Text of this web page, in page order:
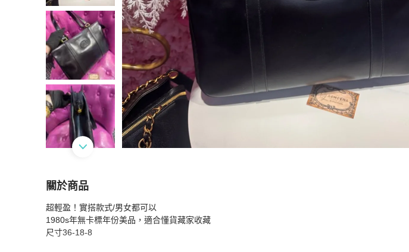
關於商品
關於Chanel vintage 肩背包/王吉娜古董精品
超輕盈！實搭款式/男女都可以
1980s年無卡標年份美品，適合懂貨藏家收藏
尺寸36-18-8